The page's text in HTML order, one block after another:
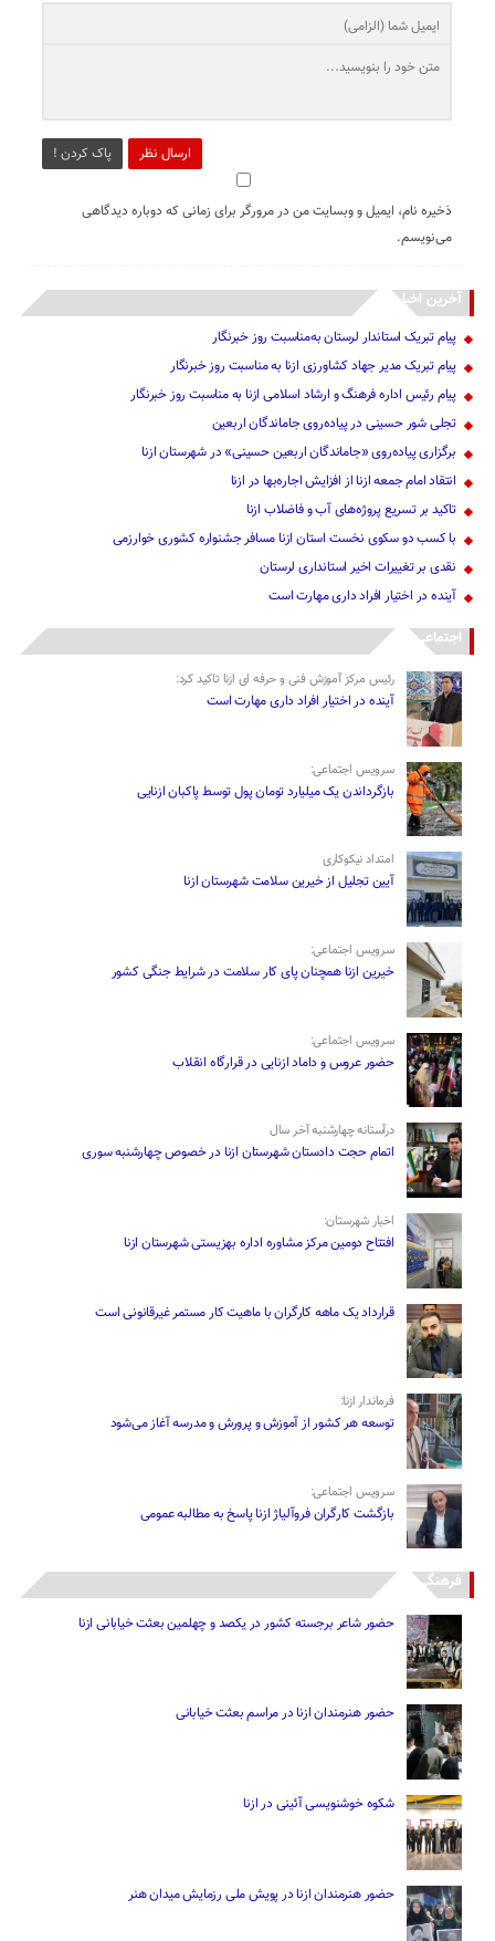
ارسال نظر پاک کردن !
ذخیره نام، ایمیل و وبسایت من در مرورگر برای زمانی که دوباره دیدگاهی
می‌نویسم.
آخرین اخبار
پیام تبریک استاندار لرستان به‌مناسبت روز خبرنگار
پیام تبریک مدیر جهاد کشاورزی ازنا به مناسبت روز خبرنگار
پیام رئیس اداره فرهنگ و ارشاد اسلامی ازنا به مناسبت روز خبرنگار
تجلی شور حسینی در پیاده‌روی جاماندگان اربعین
برگزاری پیاده‌روی «جاماندگان اربعین حسینی» در شهرستان ازنا
انتقاد امام جمعه ازنا از افزایش اجاره‌بها در ازنا
تاکید بر تسریع پروژه‌های آب و فاضلاب ازنا
با کسب دو سکوی نخست استان ازنا مسافر جشنواره کشوری خوارزمی
نقدی بر تغییرات اخیر استانداری لرستان
آینده در اختیار افراد داری مهارت است
اجتماعی
رئیس مرکز آموزش فنی و حرفه ای ازنا تاکید کرد:
آینده در اختیار افراد داری مهارت است
سرویس اجتماعی:
بازگرداندن یک میلیارد تومان پول توسط پاکبان ازنایی
امتداد نیکوکاری
آیین تجلیل از خیرین سلامت شهرستان ازنا
سرویس اجتماعی:
خیرین ازنا همچنان پای کار سلامت در شرایط جنگی کشور
سرویس اجتماعی:
حضور عروس و داماد ازنایی در قرارگاه انقلاب
درآستانه چهارشنبه آخر سال
اتمام حجت دادستان شهرستان ازنا در خصوص چهارشنبه ‌سوری
اخبار شهرستان:
افتتاح دومین مرکز مشاوره اداره بهزیستی شهرستان ازنا
قرارداد یک ماهه کارگران با ماهیت کار مستمر غیرقانونی است
فرماندار ازنا:
توسعه هر کشور از آموزش و پرورش و مدرسه آغاز می‌شود
سرویس اجتماعی:
بازگشت کارگران فروآلیاژ ازنا پاسخ به مطالبه عمومی
فرهنگی
حضور شاعر برجسته کشور در یکصد و چهلمین بعثت خیابانی ازنا
حضور هنرمندان ازنا در مراسم بعثت خیابانی
شکوه خوشنویسی آئینی در ازنا
حضور هنرمندان ازنا در پویش ملی رزمایش میدان هنر